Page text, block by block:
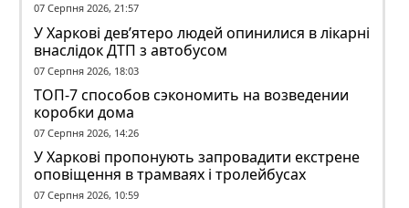
07 Серпня 2026, 21:57
У Харкові дев’ятеро людей опинилися в лікарні
внаслідок ДТП з автобусом
07 Серпня 2026, 18:03
ТОП-7 способов сэкономить на возведении
коробки дома
07 Серпня 2026, 14:26
У Харкові пропонують запровадити екстрене
оповіщення в трамваях і тролейбусах
07 Серпня 2026, 10:59